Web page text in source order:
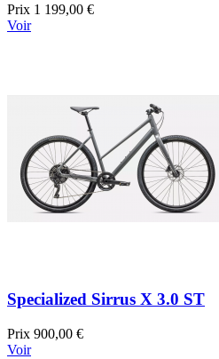
Prix 1 199,00 €
Voir
Specialized Sirrus X 3.0 ST
Prix 900,00 €
Voir